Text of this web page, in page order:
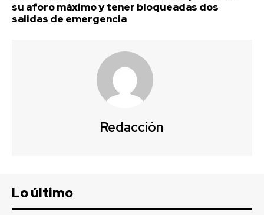
su aforo máximo y tener bloqueadas dos
salidas de emergencia
Redacción
Lo último